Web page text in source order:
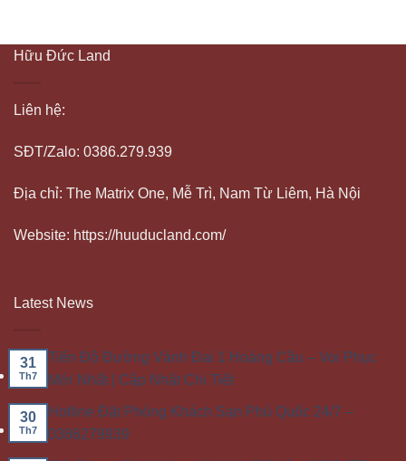
Hữu Đức Land
Liên hệ:
SĐT/Zalo: 0386.279.939
Địa chỉ: The Matrix One, Mễ Trì, Nam Từ Liêm, Hà Nội
Website: https://huuducland.com/
Latest News
31
Th7
Tiến Độ Đường Vành Đai 1 Hoàng Cầu – Voi Phục
Mới Nhất | Cập Nhật Chi Tiết
30
Th7
Hotline Đặt Phòng Khách Sạn Phú Quốc 24/7 –
0386279939